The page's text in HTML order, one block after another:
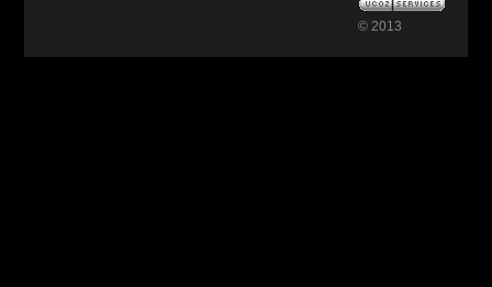
© 2013